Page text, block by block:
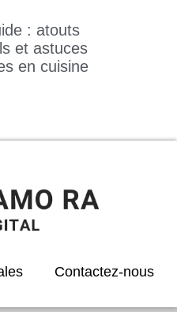
: atouts
et astuces
en cuisine
Contactez-nous